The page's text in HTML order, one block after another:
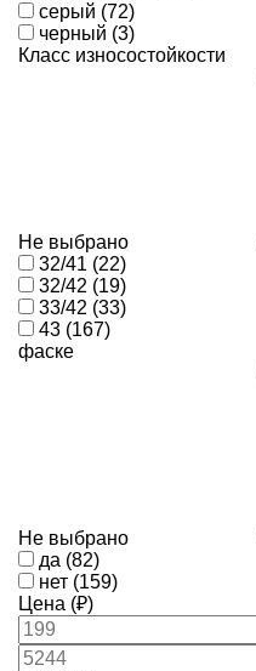
серый (72)
черный (3)
Класс износостойкости
Не выбрано
32/41 (22)
32/42 (19)
33/42 (33)
43 (167)
фаске
Не выбрано
да (82)
нет (159)
Цена (₽)